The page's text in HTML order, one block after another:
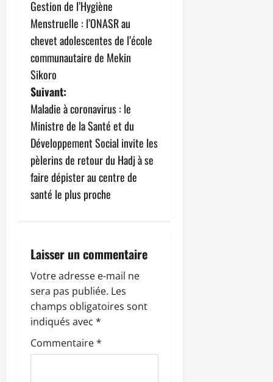
v
i
g
a
t
i
o
n
’
a
r
t
i
Gestion de l’Hygiène
Menstruelle : l’ONASR au
chevet adolescentes de l’école
communautaire de Mekin
Sikoro
Suivant:
Maladie à coronavirus : le
Ministre de la Santé et du
Développement Social invite les
pèlerins de retour du Hadj à se
faire dépister au centre de
santé le plus proche
Laisser un commentaire
Votre adresse e-mail ne
sera pas publiée. Les
champs obligatoires sont
indiqués avec *
Commentaire*